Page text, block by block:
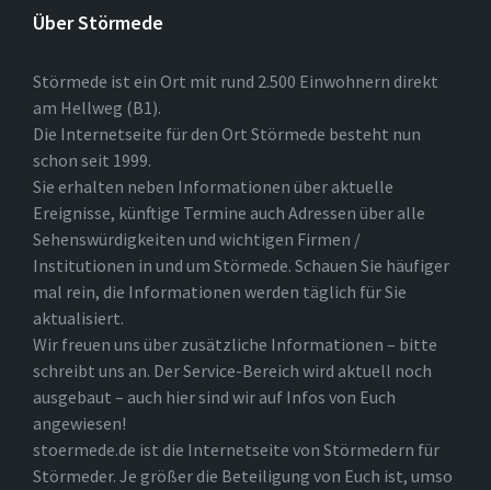
Über Störmede
Störmede ist ein Ort mit rund 2.500 Einwohnern direkt
am Hellweg (B1).
Die Internetseite für den Ort Störmede besteht nun
schon seit 1999.
Sie erhalten neben Informationen über aktuelle
Ereignisse, künftige Termine auch Adressen über alle
Sehenswürdigkeiten und wichtigen Firmen /
Institutionen in und um Störmede. Schauen Sie häufiger
mal rein, die Informationen werden täglich für Sie
aktualisiert.
Wir freuen uns über zusätzliche Informationen – bitte
schreibt uns an. Der Service-Bereich wird aktuell noch
ausgebaut – auch hier sind wir auf Infos von Euch
angewiesen!
stoermede.de ist die Internetseite von Störmedern für
Störmeder. Je größer die Beteiligung von Euch ist, umso